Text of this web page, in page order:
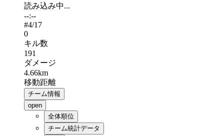
読み込み中...
--:--
#4/17
0
キル数
191
ダメージ
4.66km
移動距離
チーム情報
open
全体順位
チーム統計データ